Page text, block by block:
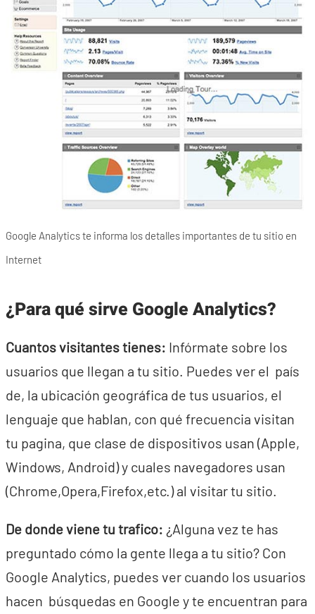
Google Analytics te informa los detalles importantes de tu sitio en
Internet
¿Para qué sirve Google Analytics?
Cuantos visitantes tienes: Infórmate sobre los
usuarios que llegan a tu sitio. Puedes ver el país
de, la ubicación geográfica de tus usuarios, el
lenguaje que hablan, con qué frecuencia visitan
tu pagina, que clase de dispositivos usan (Apple,
Windows, Android) y cuales navegadores usan
(Chrome,Opera,Firefox,etc.) al visitar tu sitio.
De donde viene tu trafico: ¿Alguna vez te has
preguntado cómo la gente llega a tu sitio? Con
Google Analytics, puedes ver cuando los usuarios
hacen búsquedas en Google y te encuentran para